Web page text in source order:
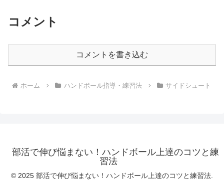
コメント
コメントを書き込む
ホーム ハンドボール指導・練習法 サイドシュート
部活で伸び悩まない！ハンドボール上達のコツと練
習法
© 2025 部活で伸び悩まない！ハンドボール上達のコツと練習法.